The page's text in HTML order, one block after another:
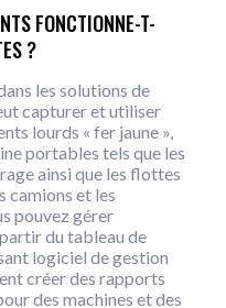
FONCTIONNE-T-
?
les solutions de
capturer et utiliser
lourds « fer jaune »,
portables tels que les
ainsi que les flottes
camions et les
pouvez gérer
du tableau de
logiciel de gestion
créer des rapports
des machines et des